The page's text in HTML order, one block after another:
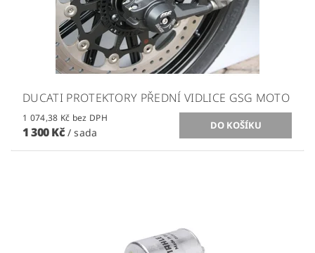
DUCATI PROTEKTORY PŘEDNÍ VIDLICE GSG MOTO
1 074,38 Kč bez DPH
1 300 Kč / sada